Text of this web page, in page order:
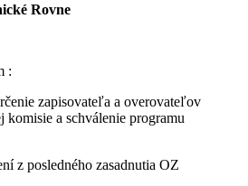
Rovne
:
zapisovateľa a overovateľov
a schválenie programu
z posledného zasadnutia OZ